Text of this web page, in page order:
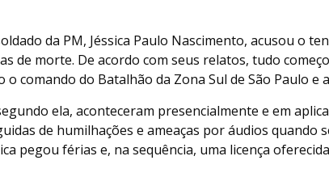
da PM, Jéssica Paulo Nascimento, acusou o
de morte. De acordo com seus relatos, tudo
comando do Batalhão da Zona Sul de São Paulo e
ela, aconteceram presencialmente e em
de humilhações e ameaças por áudios quando
pegou férias e, na sequência, uma licença